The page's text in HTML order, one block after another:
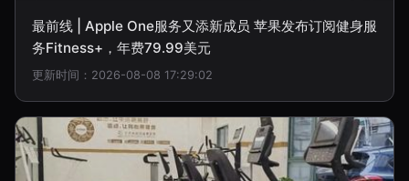
最前线 | Apple One服务又添新成员 苹果发布订阅健身服
务Fitness+，年费79.99美元
更新时间：2026-08-08 17:29:02